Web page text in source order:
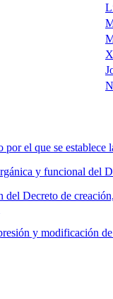
el que se
y funcional del
Decreto de
y modificación